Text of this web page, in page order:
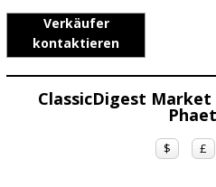
Verkäufer
kontaktieren
ClassicDigest Market
$ £